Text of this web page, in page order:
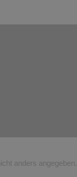
anders angegeben.